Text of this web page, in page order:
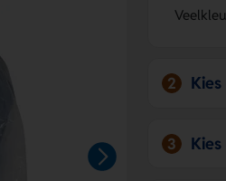
2
3